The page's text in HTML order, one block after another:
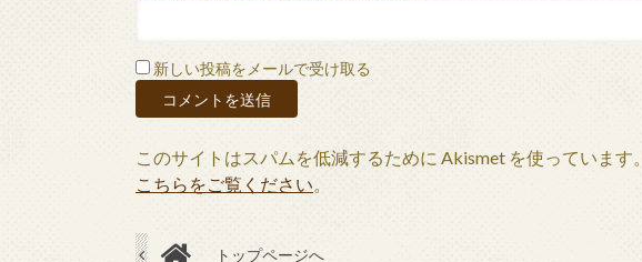
新しい投稿をメールで受け取る
このサイトはスパムを低減するために Akismet を使っています。
こちらをご覧ください。
トップページへ